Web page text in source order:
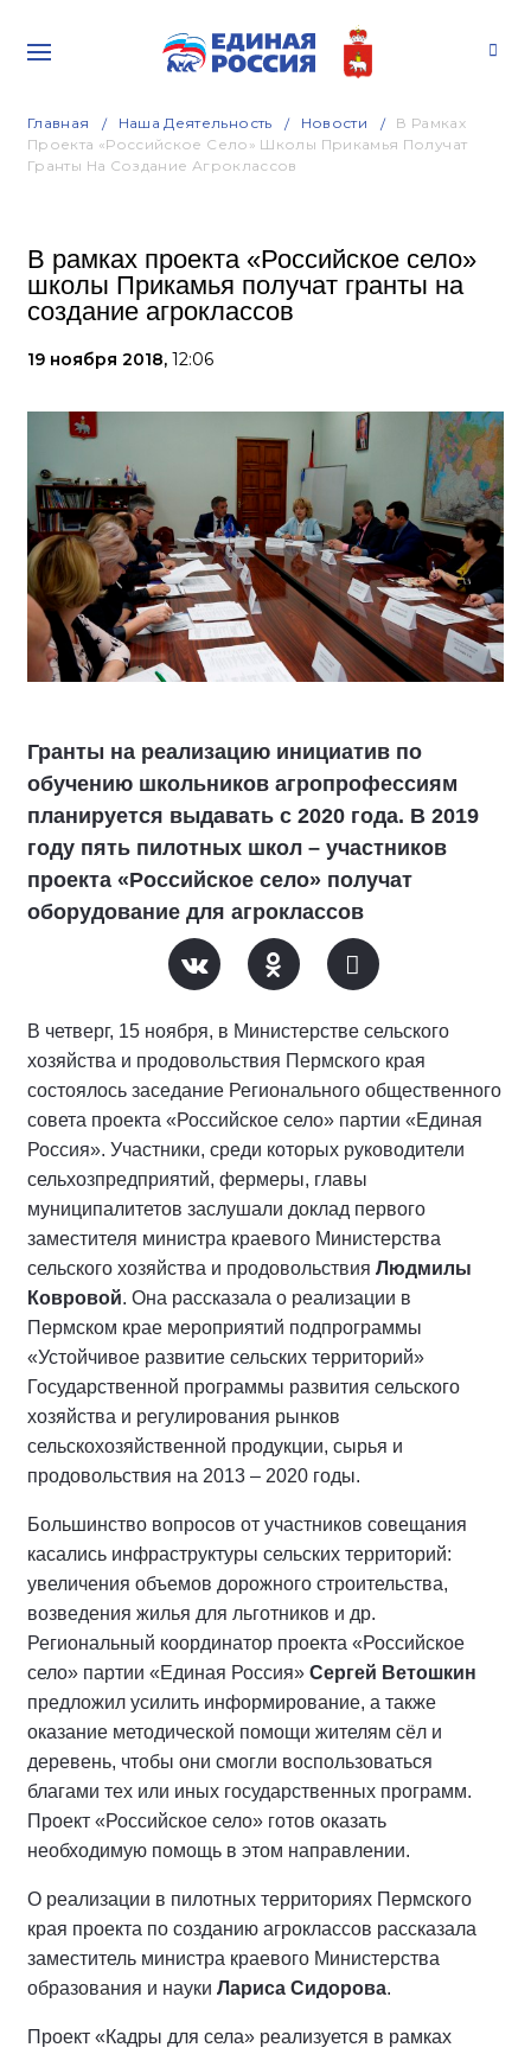
Главная Наша Деятельность Новости
В Рамках
Проекта «Российское Село» Школы Прикамья Получат
Гранты На Создание Агроклассов
В рамках проекта «Российское село»
школы Прикамья получат гранты на
создание агроклассов
19 ноября 2018, 12:06
Гранты на реализацию инициатив по
обучению школьников агропрофессиям
планируется выдавать с 2020 года. В 2019
году пять пилотных школ – участников
проекта «Российское село» получат
оборудование для агроклассов
В четверг, 15 ноября, в Министерстве сельского
хозяйства и продовольствия Пермского края
состоялось заседание Регионального общественного
совета проекта «Российское село» партии «Единая
Россия». Участники, среди которых руководители
сельхозпредприятий, фермеры, главы
муниципалитетов заслушали доклад первого
заместителя министра краевого Министерства
сельского хозяйства и продовольствия Людмилы
Ковровой. Она рассказала о реализации в
Пермском крае мероприятий подпрограммы
«Устойчивое развитие сельских территорий»
Государственной программы развития сельского
хозяйства и регулирования рынков
сельскохозяйственной продукции, сырья и
продовольствия на 2013 – 2020 годы.
Большинство вопросов от участников совещания
касались инфраструктуры сельских территорий:
увеличения объемов дорожного строительства,
возведения жилья для льготников и др.
Региональный координатор проекта «Российское
село» партии «Единая Россия» Сергей Ветошкин
предложил усилить информирование, а также
оказание методической помощи жителям сёл и
деревень, чтобы они смогли воспользоваться
благами тех или иных государственных программ.
Проект «Российское село» готов оказать
необходимую помощь в этом направлении.
О реализации в пилотных территориях Пермского
края проекта по созданию агроклассов рассказала
заместитель министра краевого Министерства
образования и науки Лариса Сидорова.
Проект «Кадры для села» реализуется в рамках